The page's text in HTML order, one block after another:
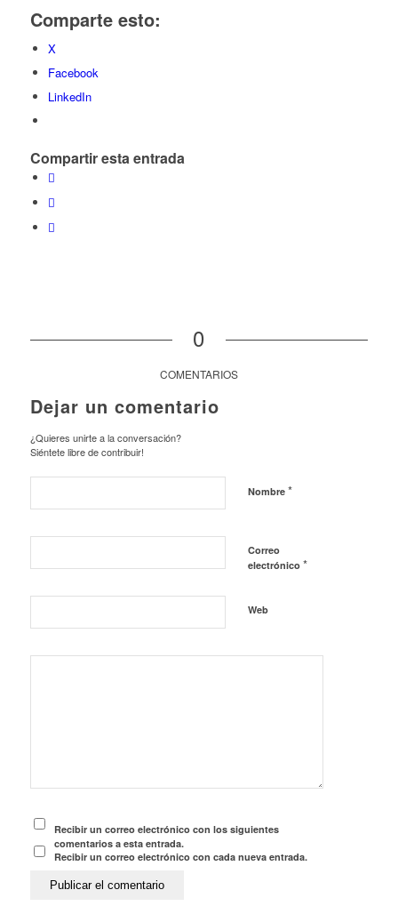
Comparte esto:
X
Facebook
LinkedIn
Compartir esta entrada
0
COMENTARIOS
Dejar un comentario
¿Quieres unirte a la conversación?
Siéntete libre de contribuir!
Nombre *
Correo
electrónico *
Web
Recibir un correo electrónico con los siguientes
comentarios a esta entrada.
Recibir un correo electrónico con cada nueva entrada.